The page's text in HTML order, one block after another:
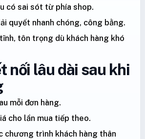
có sai sót từ phía shop.
quyết nhanh chóng, công bằng.
tôn trọng dù khách hàng khó
nối lâu dài sau khi
mỗi đơn hàng.
cho lần mua tiếp theo.
chương trình khách hàng thân